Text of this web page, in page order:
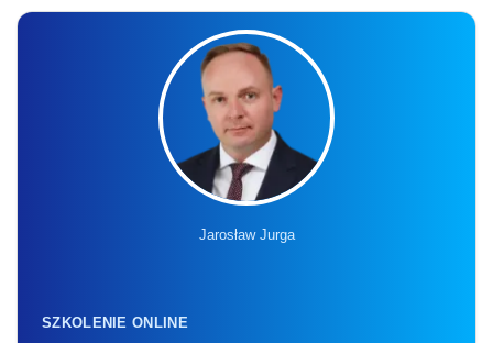
Jarosław Jurga
SZKOLENIE ONLINE